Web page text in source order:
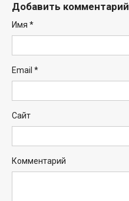
Добавить комментарий
Имя *
Email *
Сайт
Комментарий